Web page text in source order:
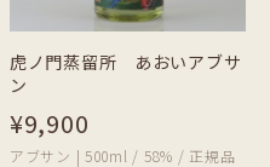
虎ノ門蒸留所 あおいアブサ
ン
¥9,900
アブサン | 500ml / 58% / 正規品